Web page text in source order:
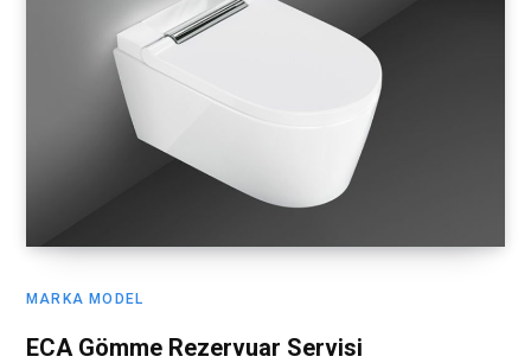
MARKA MODEL
ECA Gömme Rezervuar Servisi